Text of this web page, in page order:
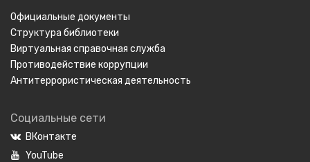
Официальные документы
Структура библиотеки
Виртуальная справочная служба
Противодействие коррупции
Антитеррористическая деятельность
Социальные сети
ВКонтакте
YouTube